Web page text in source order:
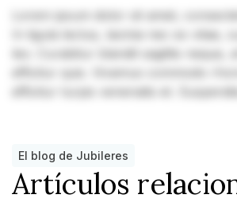
Lorem ipsum dolor sit amet,
In ligula lectus, lacinia nec ex vitae,
leo. Curabitur blandit sagittis neque,
efficitur quis. Vivamus commodo
efficitur turpis venenatis et.
El blog de Jubileres
Artículos